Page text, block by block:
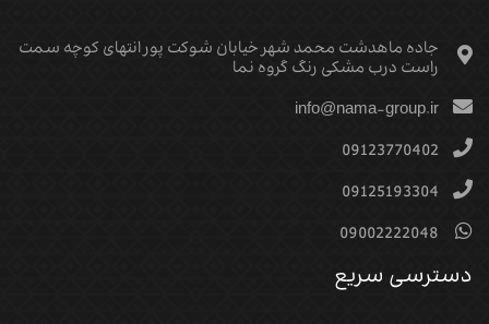
جاده ماهدشت محمد شهر خیابان شوکت پور انتهای کوچه سمت
راست درب مشکی رنگ گروه نما
info@nama-group.ir
09123770402
09125193304
09002222048
دسترسی سریع